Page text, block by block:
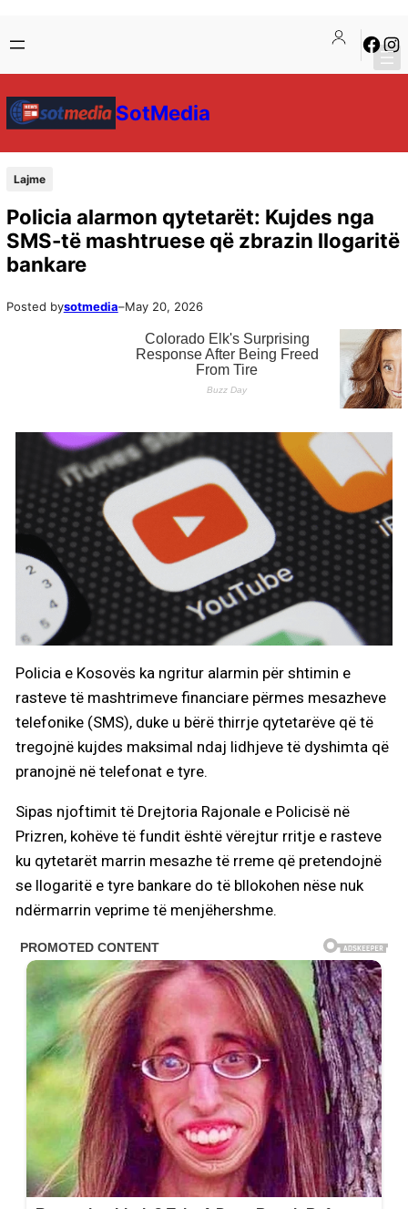
SotMedia
Lajme
Policia alarmon qytetarët: Kujdes nga
SMS-të mashtruese që zbrazin llogaritë
bankare
Posted bysotmedia–May 20, 2026
Policia e Kosovës ka ngritur alarmin për shtimin e
rasteve të mashtrimeve financiare përmes mesazheve
telefonike (SMS), duke u bërë thirrje qytetarëve që të
tregojnë kujdes maksimal ndaj lidhjeve të dyshimta që
pranojnë në telefonat e tyre.
Sipas njoftimit të Drejtoria Rajonale e Policisë në
Prizren, kohëve të fundit është vërejtur rritje e rasteve
ku qytetarët marrin mesazhe të rreme që pretendojnë
se llogaritë e tyre bankare do të bllokohen nëse nuk
ndërmarrin veprime të menjëhershme.